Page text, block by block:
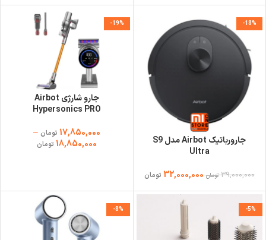
-18%
جارورباتیک Airbot مدل S9
Ultra
39,000,000 تومان 32,000,000 تومان
-19%
جارو شارژی Airbot
Hypersonics PRO
17,850,000 تومان –
18,850,000 تومان
-5%
-8%